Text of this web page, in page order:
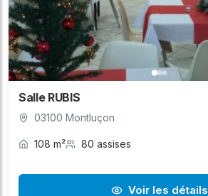
Salle RUBIS
03100 Montluçon
108 m² 80 assises
Voir les détails